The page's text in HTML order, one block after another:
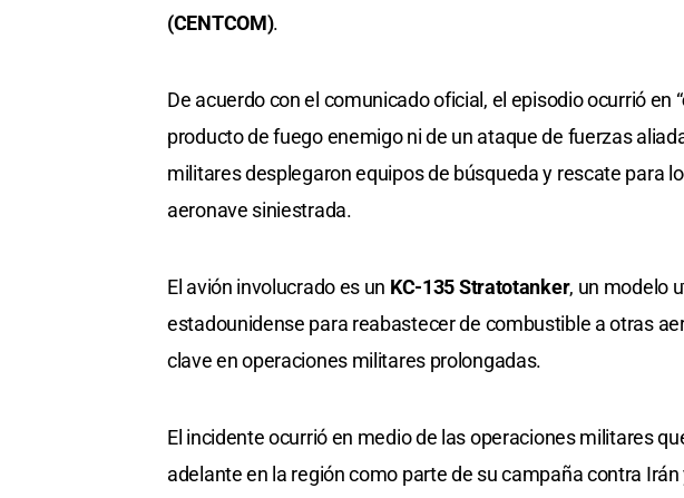
(CENTCOM).
De acuerdo con el comunicado oficial, el episodio ocurrió en “
producto de fuego enemigo ni de un ataque de fuerzas
militares desplegaron equipos de búsqueda y rescate para
aeronave siniestrada.
El avión involucrado es un KC-135 Stratotanker, un modelo
estadounidense para reabastecer de combustible a otras
clave en operaciones militares prolongadas.
El incidente ocurrió en medio de las operaciones militares
adelante en la región como parte de su campaña contra